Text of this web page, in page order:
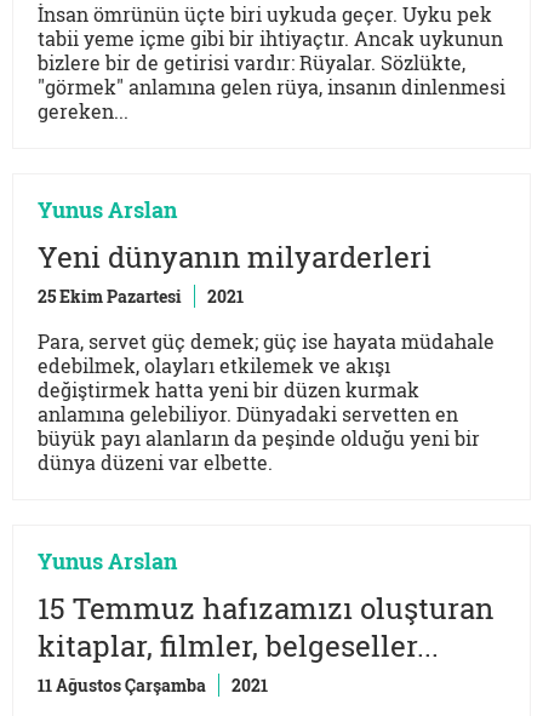
İnsan ömrünün üçte biri uykuda geçer. Uyku pek
tabii yeme içme gibi bir ihtiyaçtır. Ancak uykunun
bizlere bir de getirisi vardır: Rüyalar. Sözlükte,
"görmek" anlamına gelen rüya, insanın dinlenmesi
gereken...
Yunus Arslan
Yeni dünyanın milyarderleri
25 Ekim Pazartesi 2021
Para, servet güç demek; güç ise hayata müdahale
edebilmek, olayları etkilemek ve akışı
değiştirmek hatta yeni bir düzen kurmak
anlamına gelebiliyor. Dünyadaki servetten en
büyük payı alanların da peşinde olduğu yeni bir
dünya düzeni var elbette.
Yunus Arslan
15 Temmuz hafızamızı oluşturan
kitaplar, filmler, belgeseller...
11 Ağustos Çarşamba 2021